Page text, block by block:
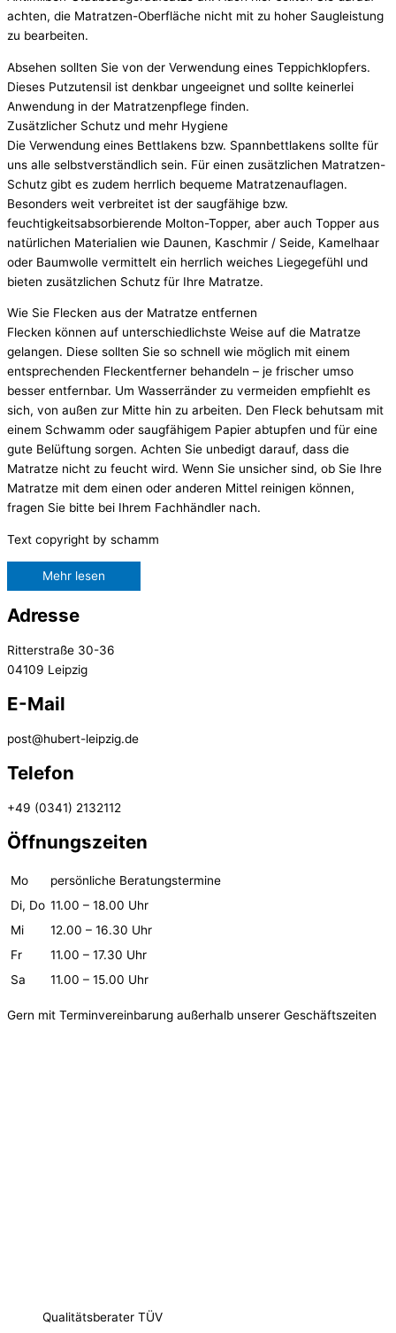
achten, die Matratzen-Oberfläche nicht mit zu hoher Saugleistung
zu bearbeiten.
Absehen sollten Sie von der Verwendung eines Teppichklopfers.
Dieses Putzutensil ist denkbar ungeeignet und sollte keinerlei
Anwendung in der Matratzenpflege finden.
Zusätzlicher Schutz und mehr Hygiene
Die Verwendung eines Bettlakens bzw. Spannbettlakens sollte für
uns alle selbstverständlich sein. Für einen zusätzlichen Matratzen-
Schutz gibt es zudem herrlich bequeme Matratzenauflagen.
Besonders weit verbreitet ist der saugfähige bzw.
feuchtigkeitsabsorbierende Molton-Topper, aber auch Topper aus
natürlichen Materialien wie Daunen, Kaschmir / Seide, Kamelhaar
oder Baumwolle vermittelt ein herrlich weiches Liegegefühl und
bieten zusätzlichen Schutz für Ihre Matratze.
Wie Sie Flecken aus der Matratze entfernen
Flecken können auf unterschiedlichste Weise auf die Matratze
gelangen. Diese sollten Sie so schnell wie möglich mit einem
entsprechenden Fleckentferner behandeln – je frischer umso
besser entfernbar. Um Wasserränder zu vermeiden empfiehlt es
sich, von außen zur Mitte hin zu arbeiten. Den Fleck behutsam mit
einem Schwamm oder saugfähigem Papier abtupfen und für eine
gute Belüftung sorgen. Achten Sie unbedigt darauf, dass die
Matratze nicht zu feucht wird. Wenn Sie unsicher sind, ob Sie Ihre
Matratze mit dem einen oder anderen Mittel reinigen können,
fragen Sie bitte bei Ihrem Fachhändler nach.
Text copyright by schamm
Mehr lesen
Adresse
Ritterstraße 30-36
04109 Leipzig
E-Mail
post@hubert-leipzig.de
Telefon
+49 (0341) 2132112
Öffnungszeiten
Mo
persönliche Beratungstermine
Di, Do 11.00 – 18.00 Uhr
Mi
12.00 – 16.30 Uhr
Fr
11.00 – 17.30 Uhr
Sa
11.00 – 15.00 Uhr
Gern mit Terminvereinbarung außerhalb unserer Geschäftszeiten
Qualitätsberater TÜV